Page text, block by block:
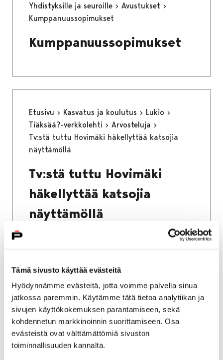
Tämä sivusto käyttää evästeitä
Hyödynnämme evästeitä, jotta voimme palvella sinua
jatkossa paremmin. Käytämme tätä tietoa analytiikan ja
sivujen käyttökokemuksen parantamiseen, sekä
kohdennetun markkinoinnin suorittamiseen. Osa
evästeistä ovat välttämättömiä sivuston
toiminnallisuuden kannalta.
Yhdistyksille ja seuroille
Avustukset
Kumppanuussopimukset
Kumppanuussopimukset
Etusivu Kasvatus ja koulutus
Lukio
Tiäksää?-verkkolehti
Arvosteluja
Tv:stä tuttu Hovimäki häkellyttää katsojia
näyttämöllä
Tv:stä tuttu Hovimäki
häkellyttää katsojia
näyttämöllä
Etusivu Vapaa-aika
Liikunta
Ohjattu liikunta
Soveltavaa liikuntaa
Soveltavaa liikuntaa